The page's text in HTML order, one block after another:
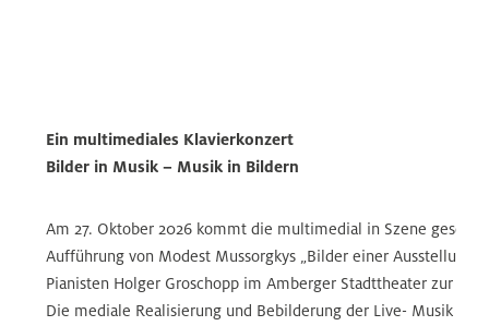
Ein multimediales Klavierkonzert
Bilder in Musik – Musik in Bildern
Am 27. Oktober 2026 kommt die multimedial in Szene
Aufführung von Modest Mussorgkys „Bilder einer
Pianisten Holger Groschopp im Amberger Stadttheater zur
Die mediale Realisierung und Bebilderung der Live- Musik